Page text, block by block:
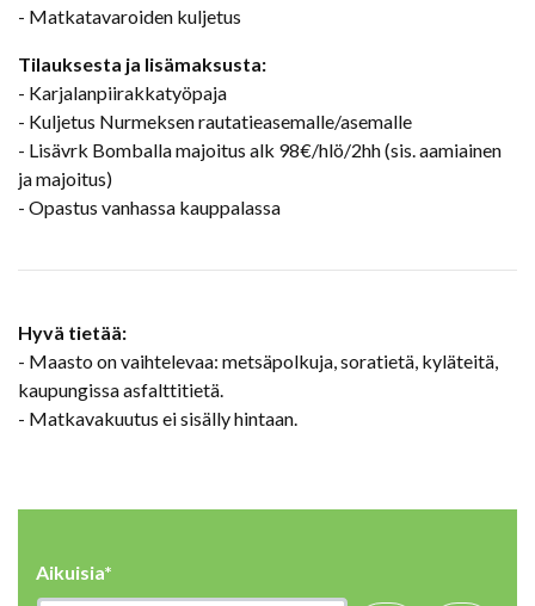
- Matkatavaroiden kuljetus
Tilauksesta ja lisämaksusta:
- Karjalanpiirakkatyöpaja
- Kuljetus Nurmeksen rautatieasemalle/asemalle
- Lisävrk Bomballa majoitus alk 98€/hlö/2hh (sis. aamiainen
ja majoitus)
- Opastus vanhassa kauppalassa
Hyvä tietää:
- Maasto on vaihtelevaa: metsäpolkuja, soratietä, kyläteitä,
kaupungissa asfalttitietä.
- Matkavakuutus ei sisälly hintaan.
Aikuisia*